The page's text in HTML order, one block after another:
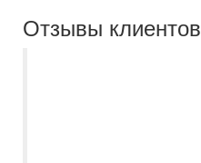
Отзывы клиентов